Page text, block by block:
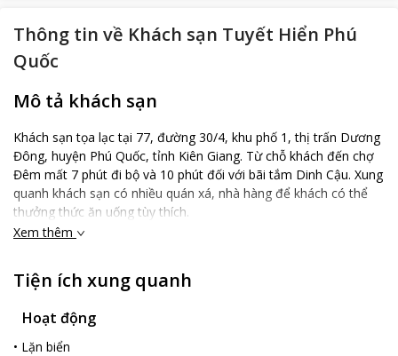
Thông tin về Khách sạn Tuyết Hiển Phú
Quốc
Mô tả khách sạn
Khách sạn tọa lạc tại 77, đường 30/4, khu phố 1, thị trấn Dương
Đông, huyện Phú Quốc, tỉnh Kiên Giang. Từ chỗ khách đến chợ
Đêm mất 7 phút đi bộ và 10 phút đối với bãi tắm Dinh Cậu. Xung
quanh khách sạn có nhiều quán xá, nhà hàng để khách có thể
thưởng thức ăn uống tùy thích.
Xem thêm
Tiện ích xung quanh
Hoạt động
• Lặn biển